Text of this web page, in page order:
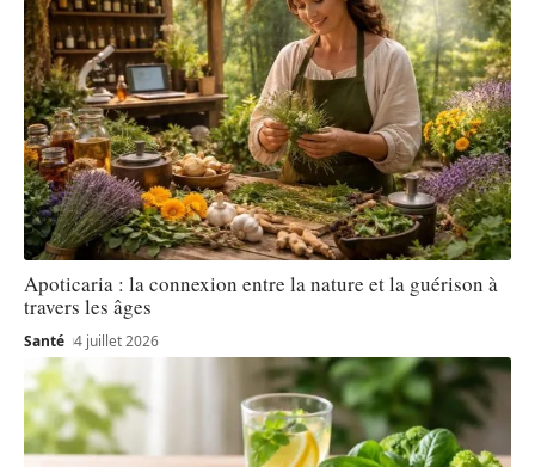
Apoticaria : la connexion entre la nature et la guérison à
travers les âges
Santé 4 juillet 2026